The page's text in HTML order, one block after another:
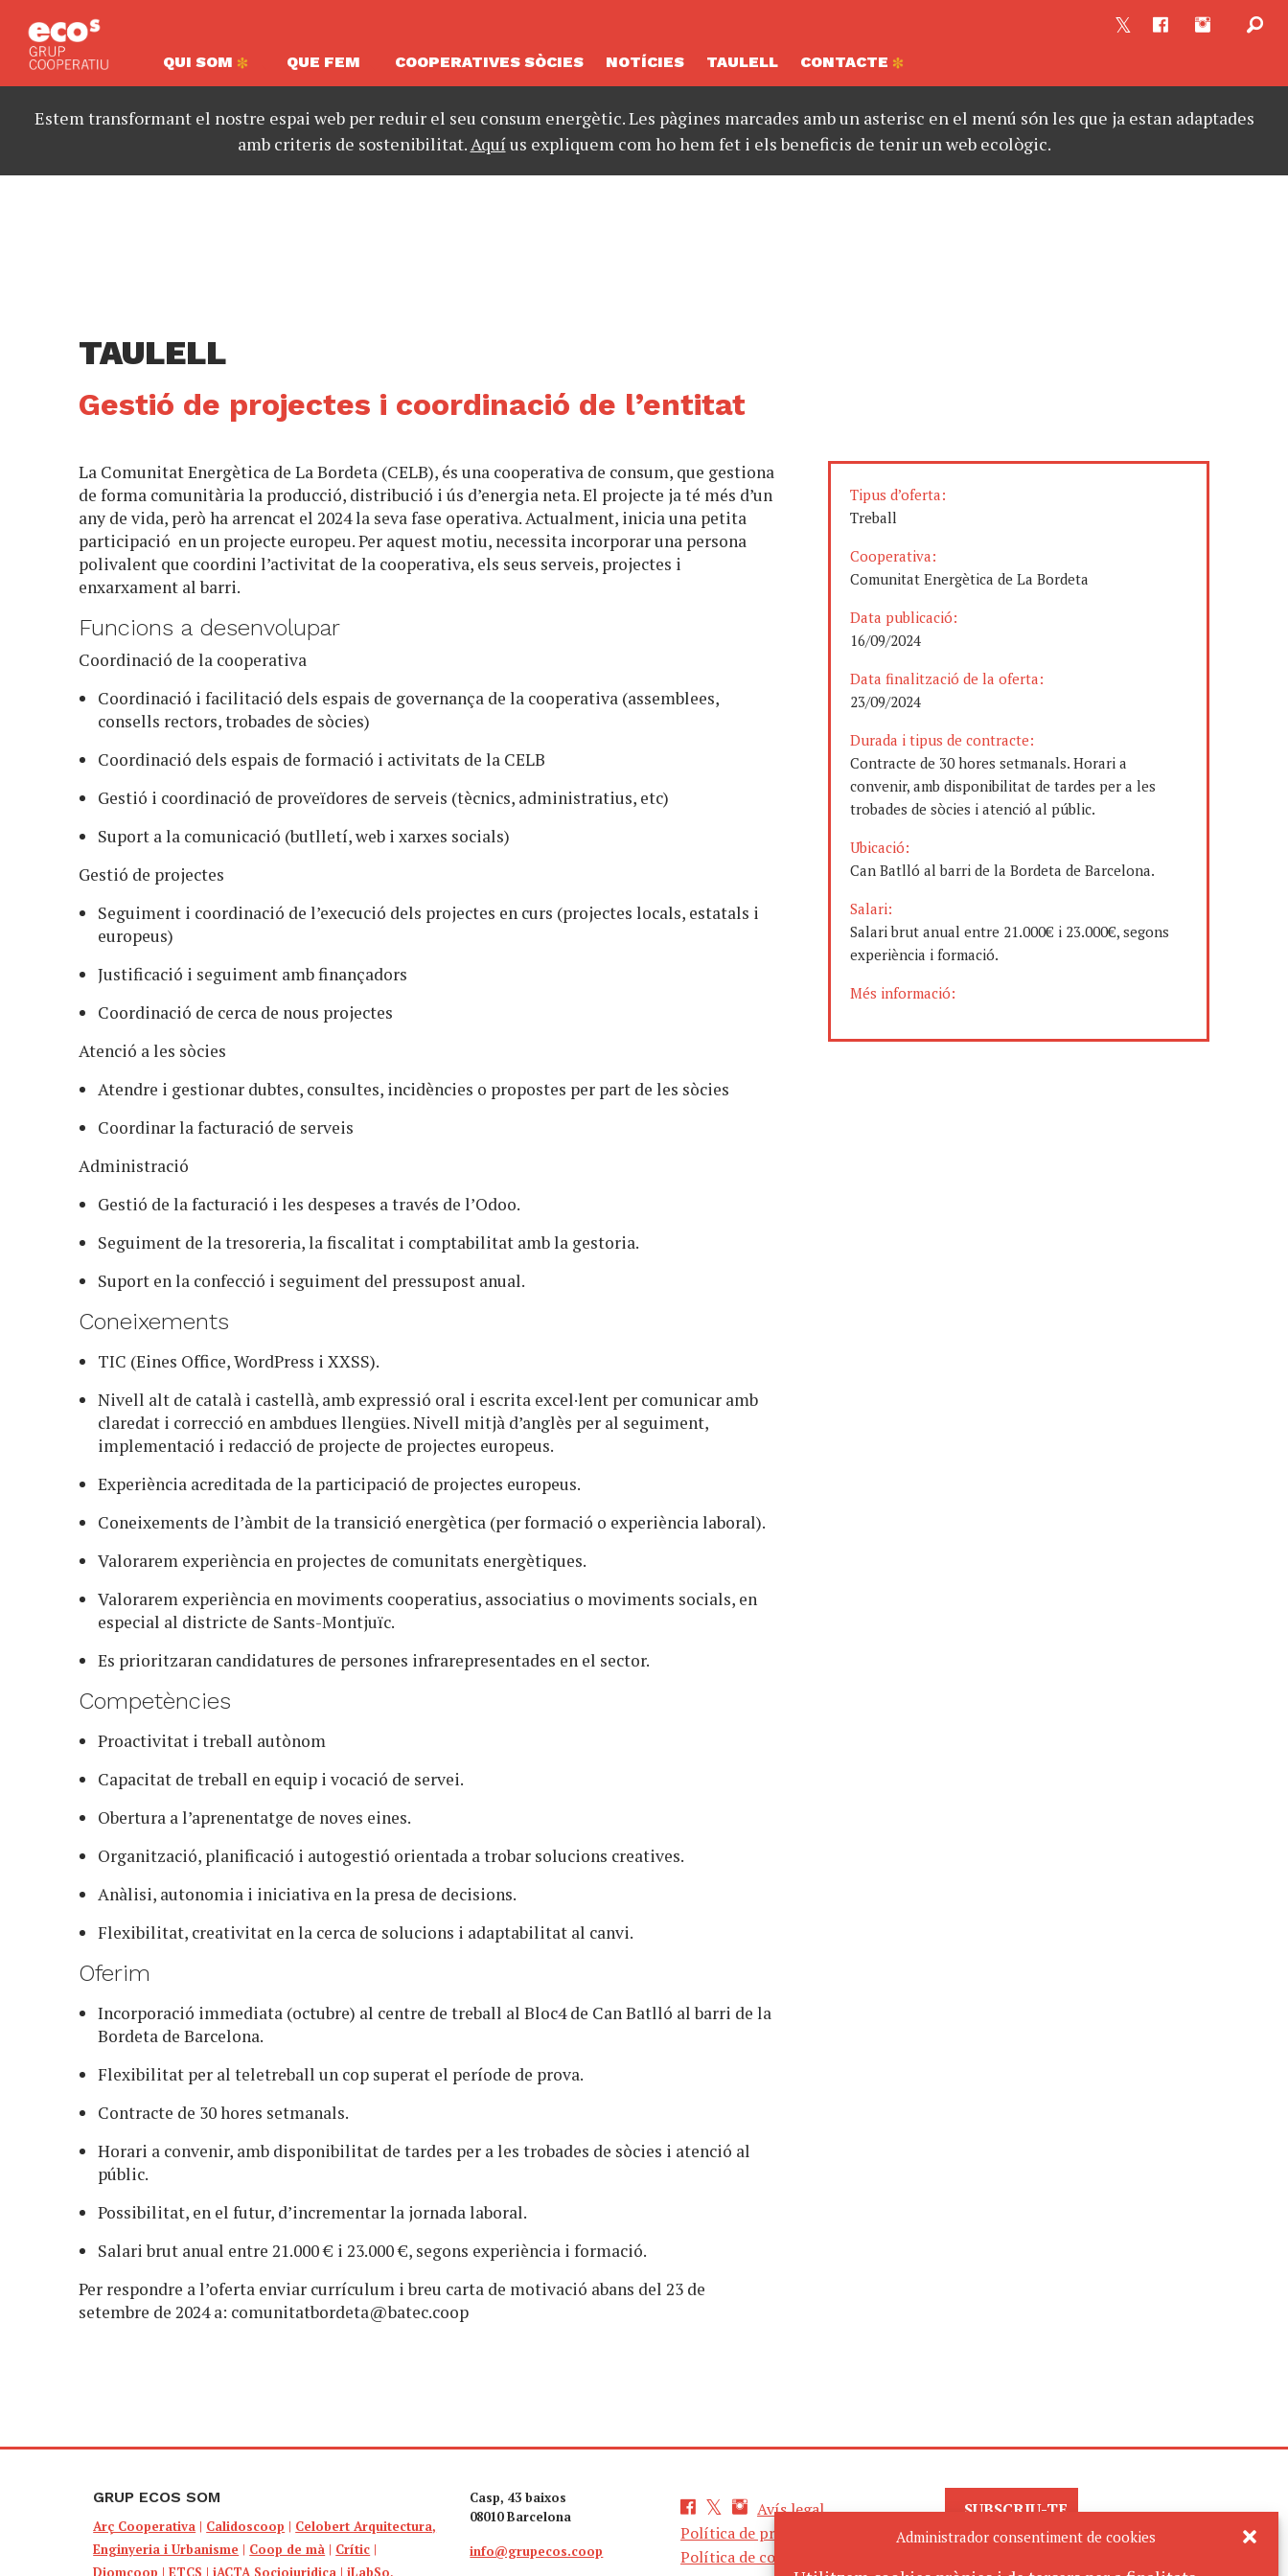
Administrador consentiment de cookies
QUI SOM QUE FEM COOPERATIVES SÒCIES NOTÍCIES TAULELL CONTACTE
Estem transformant el nostre espai web per reduir el seu consum energètic. Les pàgines marcades amb un asterisc en el menú són les que ja estan adaptades
amb criteris de sostenibilitat.Aquíus expliquem com ho hem fet i els beneficis de tenir un web ecològic.
TAULELL
Gestió de projectes i coordinació de l’entitat
La Comunitat Energètica de La Bordeta (CELB), és una cooperativa de consum, que gestiona
de forma comunitària la producció, distribució i ús d’energia neta. El projecte ja té més d’un
any de vida, però ha arrencat el 2024 la seva fase operativa. Actualment, inicia una petita
participació en un projecte europeu. Per aquest motiu, necessita incorporar una persona
polivalent que coordini l’activitat de la cooperativa, els seus serveis, projectes i
enxarxament al barri.
Funcions a desenvolupar
Coordinació de la cooperativa
Coordinació i facilitació dels espais de governança de la cooperativa (assemblees,
consells rectors, trobades de sòcies)
Coordinació dels espais de formació i activitats de la CELB
Gestió i coordinació de proveïdores de serveis (tècnics, administratius, etc)
Suport a la comunicació (butlletí, web i xarxes socials)
Gestió de projectes
Seguiment i coordinació de l’execució dels projectes en curs (projectes locals, estatals i
europeus)
Justificació i seguiment amb finançadors
Coordinació de cerca de nous projectes
Atenció a les sòcies
Atendre i gestionar dubtes, consultes, incidències o propostes per part de les sòcies
Coordinar la facturació de serveis
Administració
Gestió de la facturació i les despeses a través de l’Odoo.
Seguiment de la tresoreria, la fiscalitat i comptabilitat amb la gestoria.
Suport en la confecció i seguiment del pressupost anual.
Coneixements
TIC (Eines Office, WordPress i XXSS).
Nivell alt de català i castellà, amb expressió oral i escrita excel·lent per comunicar amb
claredat i correcció en ambdues llengües. Nivell mitjà d’anglès per al seguiment,
implementació i redacció de projecte de projectes europeus.
Experiència acreditada de la participació de projectes europeus.
Coneixements de l’àmbit de la transició energètica (per formació o experiència laboral).
Valorarem experiència en projectes de comunitats energètiques.
Valorarem experiència en moviments cooperatius, associatius o moviments socials, en
especial al districte de Sants-Montjuïc.
Es prioritzaran candidatures de persones infrarepresentades en el sector.
Competències
Proactivitat i treball autònom
Capacitat de treball en equip i vocació de servei.
Obertura a l’aprenentatge de noves eines.
Organització, planificació i autogestió orientada a trobar solucions creatives.
Anàlisi, autonomia i iniciativa en la presa de decisions.
Flexibilitat, creativitat en la cerca de solucions i adaptabilitat al canvi.
Oferim
Incorporació immediata (octubre) al centre de treball al Bloc4 de Can Batlló al barri de la
Bordeta de Barcelona.
Flexibilitat per al teletreball un cop superat el període de prova.
Contracte de 30 hores setmanals.
Horari a convenir, amb disponibilitat de tardes per a les trobades de sòcies i atenció al
públic.
Possibilitat, en el futur, d’incrementar la jornada laboral.
Salari brut anual entre 21.000 € i 23.000 €, segons experiència i formació.
Per respondre a l’oferta enviar currículum i breu carta de motivació abans del 23 de
setembre de 2024 a: comunitatbordeta@batec.coop
Tipus d’oferta:
Treball
Cooperativa:
Comunitat Energètica de La Bordeta
Data publicació:
16/09/2024
Data finalització de la oferta:
23/09/2024
Durada i tipus de contracte:
Contracte de 30 hores setmanals. Horari a
convenir, amb disponibilitat de tardes per a les
trobades de sòcies i atenció al públic.
Ubicació:
Can Batlló al barri de la Bordeta de Barcelona.
Salari:
Salari brut anual entre 21.000€ i 23.000€, segons
experiència i formació.
Més informació:
GRUP ECOS SOM
Arç Cooperativa | Calidoscoop | Celobert Arquitectura,
Enginyeria i Urbanisme | Coop de mà | Crític |
Diomcoop |ETCS |iACTA Sociojuridica |iLabSo,
Casp, 43 baixos
08010 Barcelona
info@grupecos.coop
Avís legal
Política de privacitat
Política de cookies
SUBSCRIU-TE
AL BUTLLETÍ